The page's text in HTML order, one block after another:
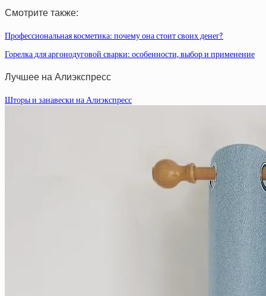
Смотрите также:
Профессиональная косметика: почему она стоит своих денег?
Горелка для аргонодуговой сварки: особенности, выбор и применение
Лучшее на Алиэкспресс
Шторы и занавески на Алиэкспресс